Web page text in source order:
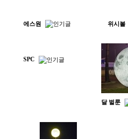
에스원 위시볼
SPC
달 벌룬